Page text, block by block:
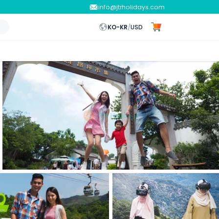
info@jtrholidays.com
KO-KR/USD